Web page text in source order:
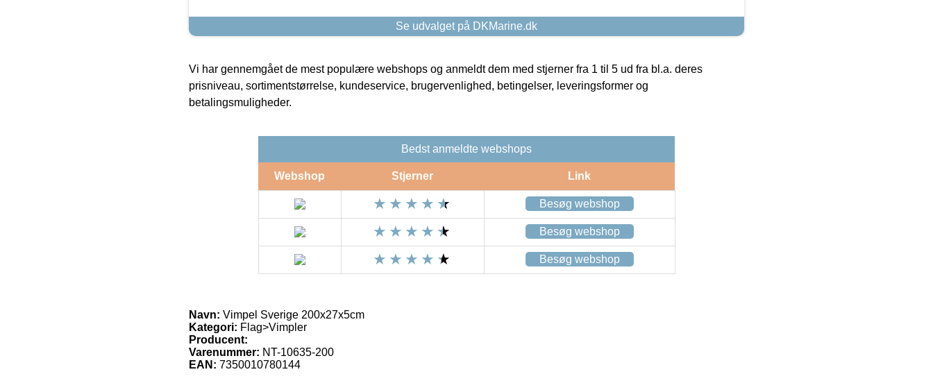
Se udvalget på DKMarine.dk
Vi har gennemgået de mest populære webshops og anmeldt dem med stjerner fra 1 til 5 ud fra bl.a. deres
prisniveau, sortimentstørrelse, kundeservice, brugervenlighed, betingelser, leveringsformer og
betalingsmuligheder.
Bedst anmeldte webshops
Webshop Stjerner Link
Besøg webshop
Besøg webshop
Besøg webshop
Navn: Vimpel Sverige 200x27x5cm
Kategori: Flag>Vimpler
Producent:
Varenummer: NT-10635-200
EAN: 7350010780144